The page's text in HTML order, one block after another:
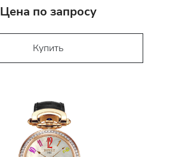
Цена по запросу
Купить